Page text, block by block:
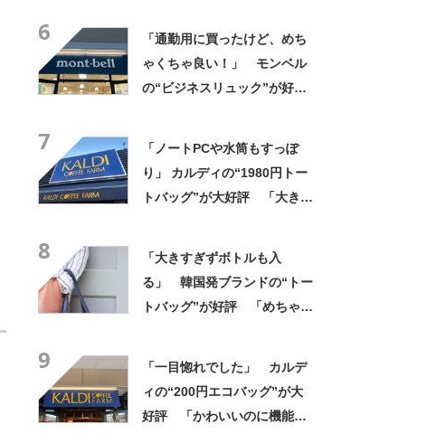
6
「通勤用に買ったけど、めち
ゃくちゃ良い！」 モンベル
の“ビジネスリュック”が好
7
「ノートPCや水筒もすっぽ
り」 カルディの“1980円トー
トバッグ”が大好評 「大きさ
8
「大きすぎずボトルも入
る」 韓国発ブランドの“トー
トバッグ”が好評 「めちゃく
9
「一目惚れでした」 カルデ
ィの“200円エコバッグ”が大
好評 「かわいいのに機能